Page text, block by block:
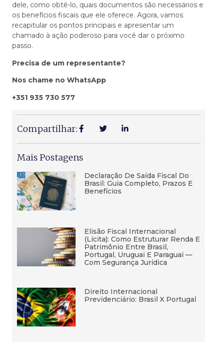
dele, como obtê-lo, quais documentos são necessários e
os benefícios fiscais que ele oferece. Agora, vamos
recapitular os pontos principais e apresentar um
chamado à ação poderoso para você dar o próximo
passo.
Precisa de um representante?
Nos chame no WhatsApp
+351 935 730 577
Compartilhar:
Mais Postagens
Declaração De Saída Fiscal Do
Brasil: Guia Completo, Prazos E
Benefícios
Elisão Fiscal Internacional
(lícita): Como Estruturar Renda E
Patrimônio Entre Brasil,
Portugal, Uruguai E Paraguai —
Com Segurança Jurídica
Direito Internacional
Previdenciário: Brasil X Portugal